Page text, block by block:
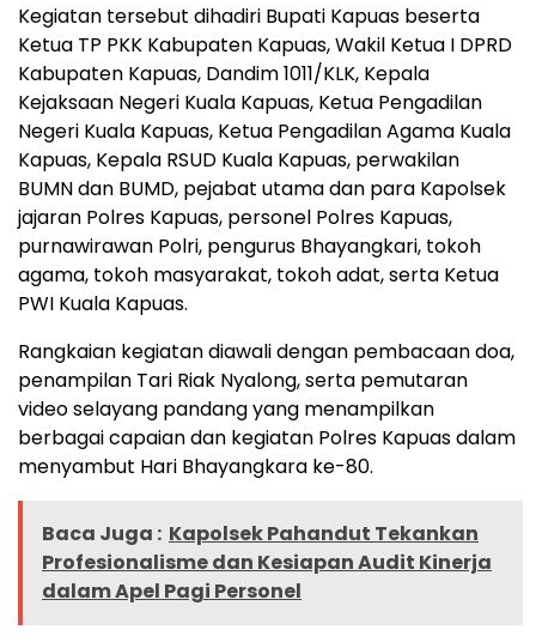
Kegiatan tersebut dihadiri Bupati Kapuas beserta
Ketua TP PKK Kabupaten Kapuas, Wakil Ketua I DPRD
Kabupaten Kapuas, Dandim 1011/KLK, Kepala
Kejaksaan Negeri Kuala Kapuas, Ketua Pengadilan
Negeri Kuala Kapuas, Ketua Pengadilan Agama Kuala
Kapuas, Kepala RSUD Kuala Kapuas, perwakilan
BUMN dan BUMD, pejabat utama dan para Kapolsek
jajaran Polres Kapuas, personel Polres Kapuas,
purnawirawan Polri, pengurus Bhayangkari, tokoh
agama, tokoh masyarakat, tokoh adat, serta Ketua
PWI Kuala Kapuas.
Rangkaian kegiatan diawali dengan pembacaan doa,
penampilan Tari Riak Nyalong, serta pemutaran
video selayang pandang yang menampilkan
berbagai capaian dan kegiatan Polres Kapuas dalam
menyambut Hari Bhayangkara ke-80.
Baca Juga : Kapolsek Pahandut Tekankan
Profesionalisme dan Kesiapan Audit Kinerja
dalam Apel Pagi Personel